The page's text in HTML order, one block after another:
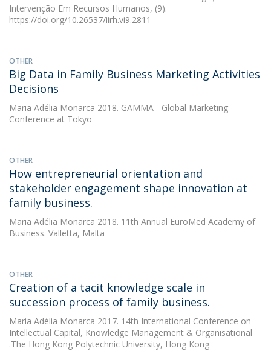
Intervenção Em Recursos Humanos, (9).
https://doi.org/10.26537/iirh.vi9.2811
OTHER
Big Data in Family Business Marketing Activities
Decisions
Maria Adélia Monarca 2018. GAMMA - Global Marketing
Conference at Tokyo
OTHER
How entrepreneurial orientation and
stakeholder engagement shape innovation at
family business.
Maria Adélia Monarca 2018. 11th Annual EuroMed Academy of
Business. Valletta, Malta
OTHER
Creation of a tacit knowledge scale in
succession process of family business.
Maria Adélia Monarca 2017. 14th International Conference on
Intellectual Capital, Knowledge Management & Organisational
.The Hong Kong Polytechnic University, Hong Kong